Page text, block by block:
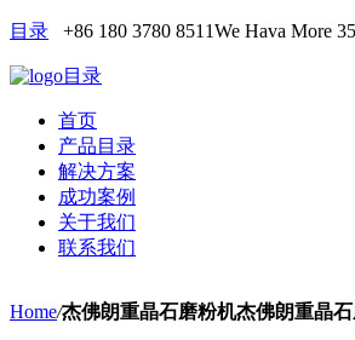
目录 +86 180 3780 8511We Hava More
目录
首页
产品目录
解决方案
成功案例
关于我们
联系我们
Home/杰佛朗重晶石磨粉机杰佛朗重晶